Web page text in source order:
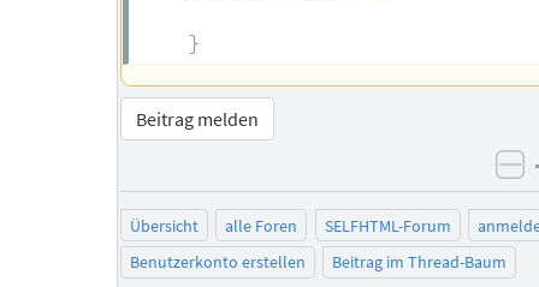
}
Beitrag melden
Übersicht alle Foren SELFHTML-Forum
Benutzerkonto erstellen
Beitrag im Thread-Baum